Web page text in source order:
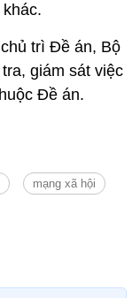
trì Đề án, Bộ
giám sát việc
Đề án.
mạng xã hội